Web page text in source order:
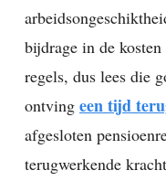
bijdrage in de
regels, dus lees die
ontving een tijd
afgesloten
terugwerkende